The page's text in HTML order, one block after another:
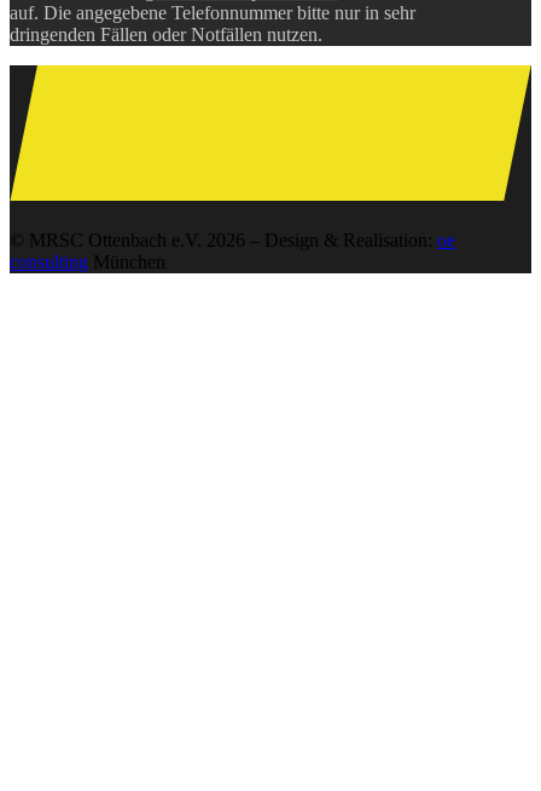
auf. Die angegebene Telefonnummer bitte nur in sehr
dringenden Fällen oder Notfällen nutzen.
© MRSC Ottenbach e.V. 2026 – Design & Realisation: oe
consulting München